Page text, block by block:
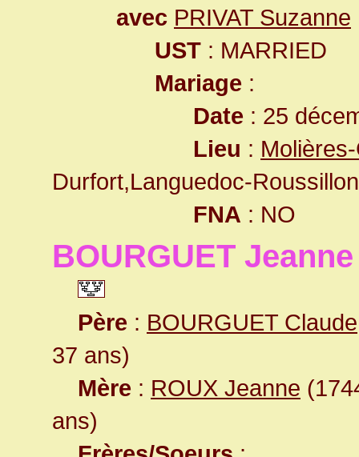
avec PRIVAT Suzanne
UST : MARRIED
Mariage :
Date : 25
Lieu :
Durfort,Languedoc-Roussillon
FNA : NO
BOURGUET Jeanne
Père : BOURGUET Claude
37 ans)
Mère : ROUX Jeanne
ans)